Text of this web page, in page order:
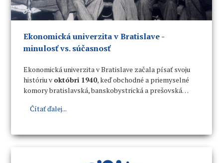
Ekonomická univerzita v Bratislave -
minulosť vs. súčasnosť
Ekonomická univerzita v Bratislave začala písať svoju
históriu v októbri 1940, keď obchodné a priemyselné
komory bratislavská, banskobystrická a prešovská
udelila právo verejnosti.
Čítať ďalej...